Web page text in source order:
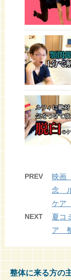
PREV
映画
念 ル
ケア
NEXT
夏コ
ア
整体に来る方の